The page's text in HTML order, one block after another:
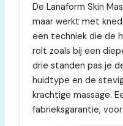
De Lanaform Skin
maar werkt met
een techniek die de
rolt zoals bij een
drie standen pas je
huidtype en de
krachtige massage.
fabrieksgarantie,